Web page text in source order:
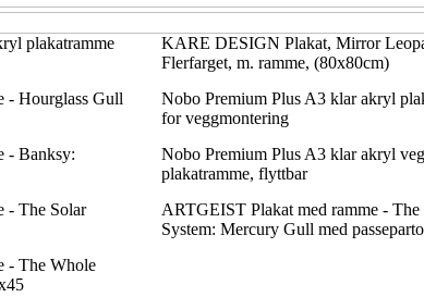
plakatramme
KARE DESIGN Plakat, Mirror
Flerfarget, m. ramme, (80x80cm)
- Hourglass Gull
Nobo Premium Plus A3 klar akryl
for veggmontering
- Banksy:
Nobo Premium Plus A3 klar akryl
plakatramme, flyttbar
- The Solar
ARTGEIST Plakat med ramme - The
System: Mercury Gull med
- The Whole